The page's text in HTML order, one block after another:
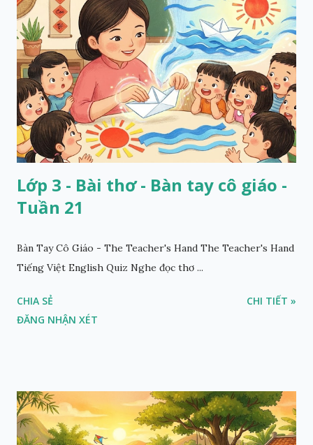
Lớp 3 - Bài thơ - Bàn tay cô giáo -
Tuần 21
Bàn Tay Cô Giáo - The Teacher's Hand The Teacher's Hand
Tiếng Việt English Quiz Nghe đọc thơ ...
CHIA SẺ
ĐĂNG NHẬN XÉT
CHI TIẾT »